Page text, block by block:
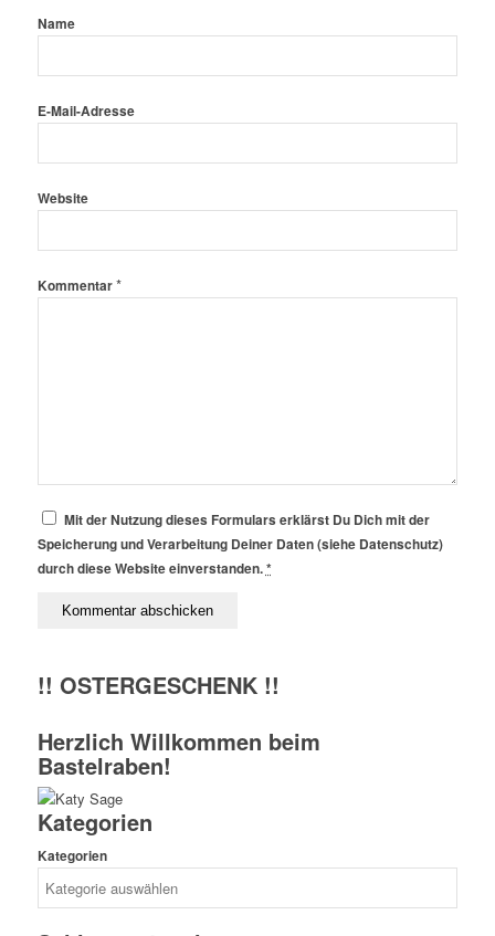
Name
E-Mail-Adresse
Website
Kommentar*
Mit der Nutzung dieses Formulars erklärst Du Dich mit der
Speicherung und Verarbeitung Deiner Daten (siehe Datenschutz)
durch diese Website einverstanden.*
!! OSTERGESCHENK !!
Herzlich Willkommen beim
Bastelraben!
Kategorien
Kategorien